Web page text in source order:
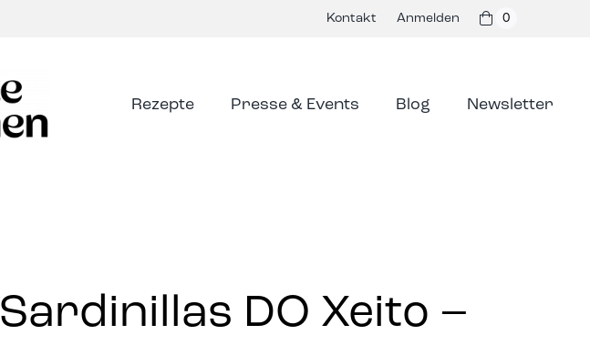
Kontakt Anmelden 0
Rezepte Presse & Events Blog Newsletter
Sardinillas DO Xeito –